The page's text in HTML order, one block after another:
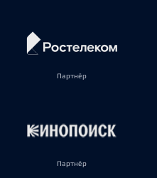
Партнёр
Партнёр